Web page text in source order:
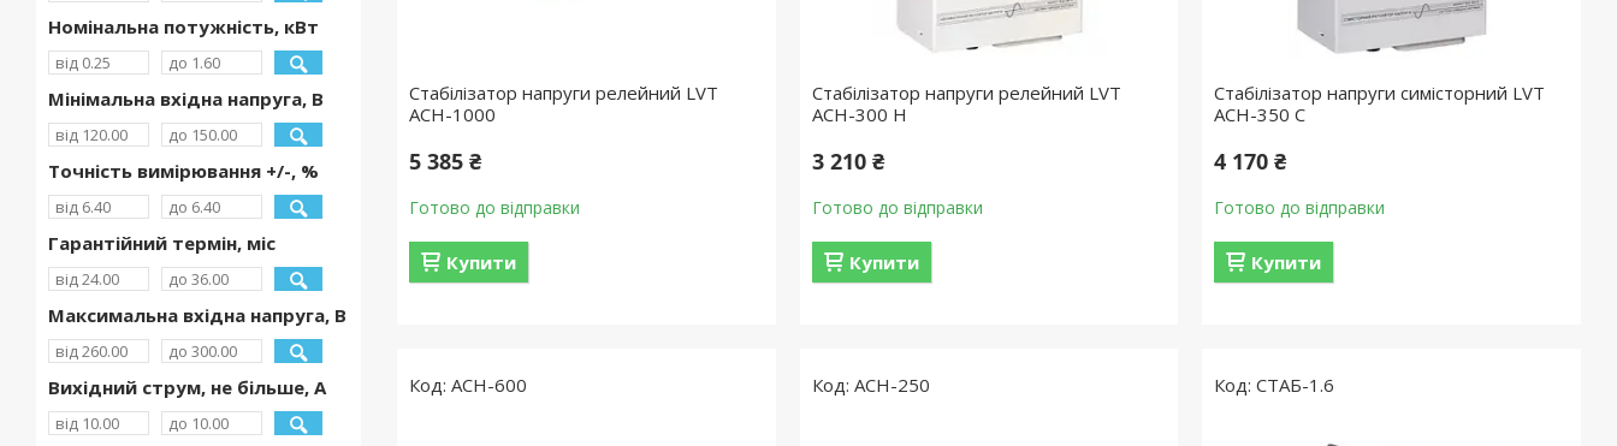
Стабілізатор напруги релейний LVT
ACH-1000
5 385 ₴
Готово до відправки
Купити
Стабілізатор напруги релейний LVT
ACH-300 H
3 210 ₴
Готово до відправки
Купити
Стабілізатор напруги симісторний LVT
ACH-350 C
4 170 ₴
Готово до відправки
Купити
ACH-600 АСН-250 СТАБ-1.6
Номінальна потужність, кВт
Мінімальна вхідна напруга, В
Точність вимірювання +/-, %
Гарантійний термін, міс
Максимальна вхідна напруга, В
Вихідний струм, не більше, А